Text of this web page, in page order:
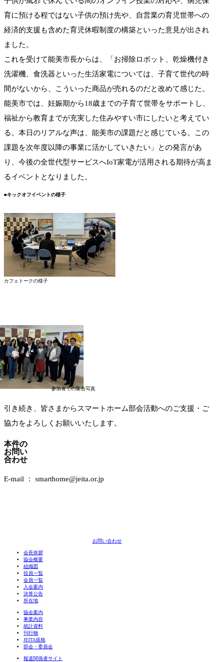
育に預ける程ではない子供の預け先や、自営業の育児世帯への
経済的支援も含めた育児休暇制度の構築といった意見が出され
ました。
これを受けて能美市長からは、「お掃除ロボット、乾燥機付き
洗濯機、食洗器といった生活家電については、子育て世代の時
間がないから、こういった商品が売れるのだと改めて感じた。
能美市では、妊娠期から18歳までの子育て世帯をサポートし、
福祉から教育までが充実した住みやすい市にしたいと考えてい
る。本日のリアルな声は、能美市の課題だと感じている。この
課題を次年度以降の事業に活かしていきたい」との発言があ
り、今後の全世代型サービスへIoT家電が活用される期待が高ま
るイベントとなりました。
■キックオフイベントの様子
カフェトークの様子
参加者での集合写真
引き続き、皆さまからスマートホーム部会活動へのご支援・ご
協力をよろしくお願いいたします。
本件の
お問い
合わせ
E-mail ： smarthome@jeita.or.jp
お問い合わせ
会長挨拶
協会概要
組織図
役員一覧
会員一覧
入会案内
決算公告
所在地
協会案内
事業内容
統計資料
刊行物
JEITA規格
部会・委員会
報道関係者サイト